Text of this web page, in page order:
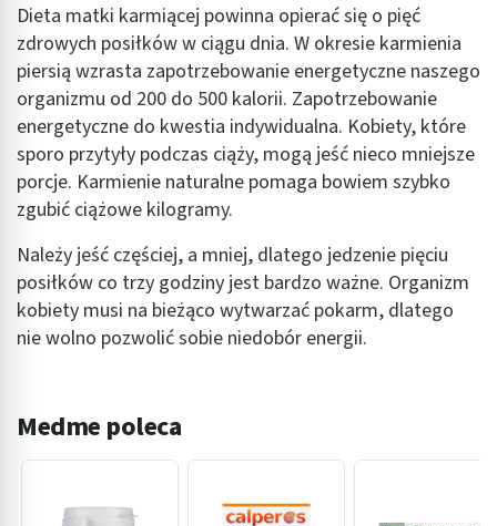
Dieta matki karmiącej powinna opierać się o pięć
zdrowych posiłków w ciągu dnia. W okresie karmienia
piersią wzrasta zapotrzebowanie energetyczne naszego
organizmu od 200 do 500 kalorii. Zapotrzebowanie
energetyczne do kwestia indywidualna. Kobiety, które
sporo przytyły podczas ciąży, mogą jeść nieco mniejsze
porcje. Karmienie naturalne pomaga bowiem szybko
zgubić ciążowe kilogramy.
Należy jeść częściej, a mniej, dlatego jedzenie pięciu
posiłków co trzy godziny jest bardzo ważne. Organizm
kobiety musi na bieżąco wytwarzać pokarm, dlatego
nie wolno pozwolić sobie niedobór energii.
Medme poleca